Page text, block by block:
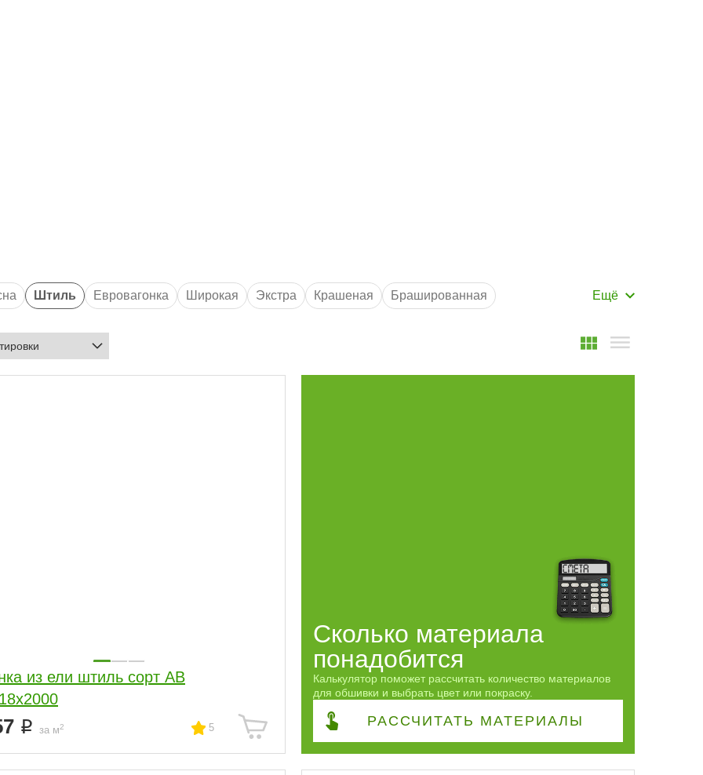
Штиль Евровагонка Широкая Экстра Крашеная
Брашированная
из ели штиль сорт АВ
за м2 5
Сколько материала
понадобится
Калькулятор поможет рассчитать количество материалов
для обшивки и выбрать цвет или покраску.
РАССЧИТАТЬ МАТЕРИАЛЫ